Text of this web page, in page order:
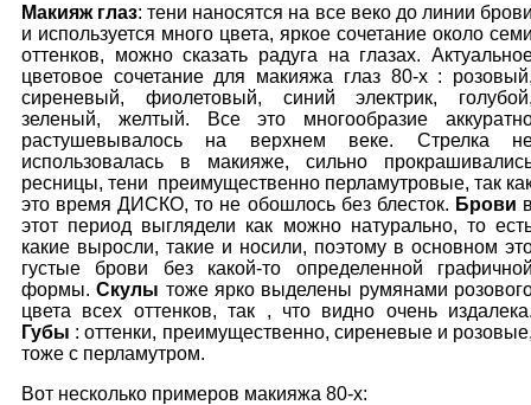
Макияж глаз: тени наносятся на все веко до линии
и используется много цвета, яркое сочетание около
оттенков, можно сказать радуга на глазах.
цветовое сочетание для макияжа глаз 80-х :
сиреневый, фиолетовый, синий электрик,
зеленый, желтый. Все это многообразие
растушевывалось на верхнем веке. Стрелка
использовалась в макияже, сильно
ресницы, тени преимущественно перламутровые, так
это время ДИСКО, то не обошлось без блесток. Брови
этот период выглядели как можно натурально, то
какие выросли, такие и носили, поэтому в основном
густые брови без какой-то определенной
формы.Скулы тоже ярко выделены румянами
цвета всех оттенков, так , что видно очень
Губы : оттенки, преимущественно, сиреневые и
тоже с перламутром.
Вот несколько примеров макияжа 80-х: